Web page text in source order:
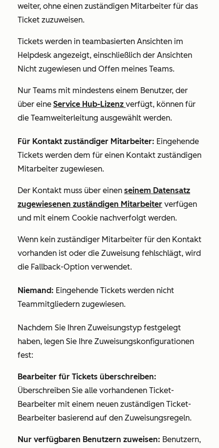
weiter, ohne einen zuständigen Mitarbeiter für das
Ticket zuzuweisen.
Tickets werden in teambasierten Ansichten im
Helpdesk angezeigt, einschließlich der Ansichten
Nicht zugewiesen und Offen meines Teams.
Nur Teams mit mindestens einem Benutzer, der
über eine Service Hub-Lizenz verfügt, können für
die Teamweiterleitung ausgewählt werden.
Für Kontakt zuständiger Mitarbeiter: Eingehende
Tickets werden dem für einen Kontakt zuständigen
Mitarbeiter zugewiesen.
Der Kontakt muss über einen seinem Datensatz
zugewiesenen zuständigen Mitarbeiter verfügen
und mit einem Cookie nachverfolgt werden.
Wenn kein zuständiger Mitarbeiter für den Kontakt
vorhanden ist oder die Zuweisung fehlschlägt, wird
die Fallback-Option verwendet.
Niemand: Eingehende Tickets werden nicht
Teammitgliedern zugewiesen.
Nachdem Sie Ihren Zuweisungstyp festgelegt
haben, legen Sie Ihre Zuweisungskonfigurationen
fest:
Bearbeiter für Tickets überschreiben:
Überschreiben Sie alle vorhandenen Ticket-
Bearbeiter mit einem neuen zuständigen Ticket-
Bearbeiter basierend auf den Zuweisungsregeln.
Nur verfügbaren Benutzern zuweisen: Benutzern,